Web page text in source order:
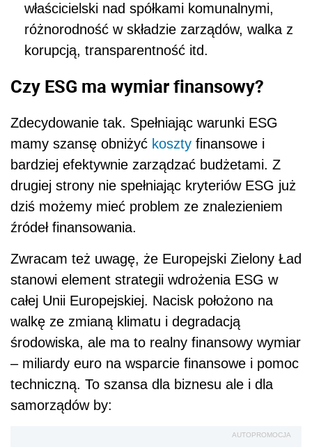
właścicielski nad spółkami komunalnymi,
różnorodność w składzie zarządów, walka z
korupcją, transparentność itd.
Czy ESG ma wymiar finansowy?
Zdecydowanie tak. Spełniając warunki ESG
mamy szansę obniżyć koszty finansowe i
bardziej efektywnie zarządzać budżetami. Z
drugiej strony nie spełniając kryteriów ESG już
dziś możemy mieć problem ze znalezieniem
źródeł finansowania.
Zwracam też uwagę, że Europejski Zielony Ład
stanowi element strategii wdrożenia ESG w
całej Unii Europejskiej. Nacisk położono na
walkę ze zmianą klimatu i degradacją
środowiska, ale ma to realny finansowy wymiar
– miliardy euro na wsparcie finansowe i pomoc
techniczną. To szansa dla biznesu ale i dla
samorządów by:
AUTOPROMOCJA